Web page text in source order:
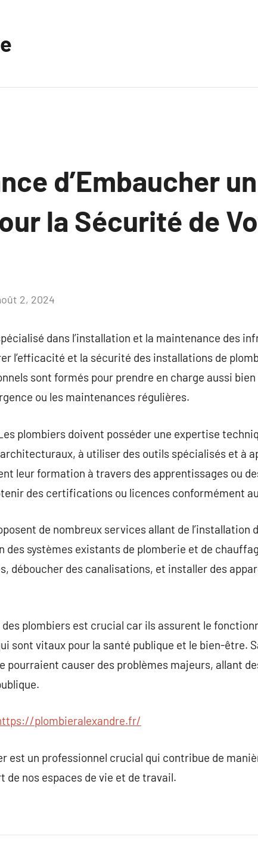
d’Embaucher
la Sécurité de
2, 2024
dans l’installation et la maintenance des
l’efficacité et la sécurité des installations de
sont formés pour prendre en charge aussi
ou les maintenances régulières.
plombiers doivent posséder une expertise
à utiliser des outils spécialisés et à
leur formation à travers des apprentissages ou
des certifications ou licences conformément
de nombreux services allant de l’installation
systèmes existants de plomberie et de
déboucher des canalisations, et installer des
plombiers est crucial car ils assurent le
sont vitaux pour la santé publique et le bien-être.
pourraient causer des problèmes majeurs, allant
plombieralexandre.fr/
est un professionnel crucial qui contribue de
de nos espaces de vie et de travail.